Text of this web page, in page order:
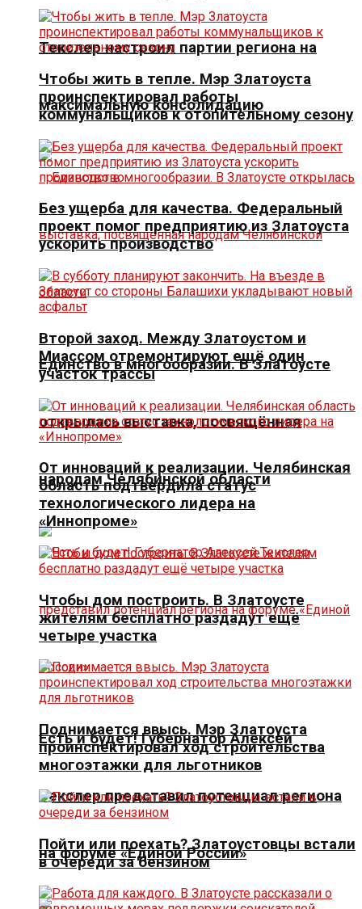
Текслер настроил партии региона на
максимальную консолидацию
Единство в многообразии. В Златоусте
открылась выставка, посвящённая
народам Челябинской области
Есть и будет! Губернатор Алексей
Текслер представил потенциал региона
на форуме «Единой России»
Чтобы жить в тепле. Мэр Златоуста
проинспектировал работы
коммунальщиков к отопительному сезону
Без ущерба для качества. Федеральный
проект помог предприятию из Златоуста
ускорить производство
Второй заход. Между Златоустом и
Миассом отремонтируют ещё один
участок трассы
От инноваций к реализации. Челябинская
область подтвердила статус
технологического лидера на
«Иннопроме»
Чтобы дом построить. В Златоусте
жителям бесплатно раздадут ещё
четыре участка
Поднимается ввысь. Мэр Златоуста
проинспектировал ход строительства
многоэтажки для льготников
Пойти или поехать? Златоустовцы встали
в очереди за бензином